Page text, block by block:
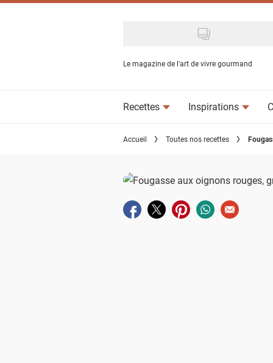
Le magazine de l'art de vivre gourmand
Recettes Inspirations
Accueil Toutes nos recettes
Partager sur facebook
Partager sur twitter
Partager sur pinterest
Partager sur
Envoyer à